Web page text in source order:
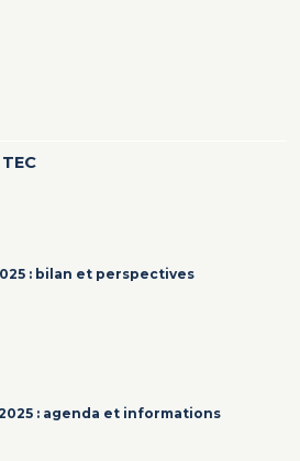
: bilan et perspectives
: agenda et informations